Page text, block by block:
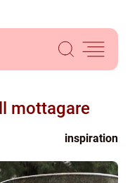
mottagare
inspiration